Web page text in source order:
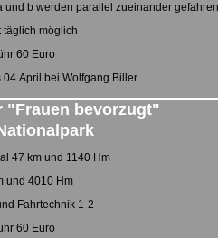
und b werden parallel zueinander
täglich möglich
60 Euro
bei Wolfgang Biller
"Frauen bevorzugt"
47 km und 1140 Hm
und 4010 Hm
Fahrtechnik 1-2
60 Euro